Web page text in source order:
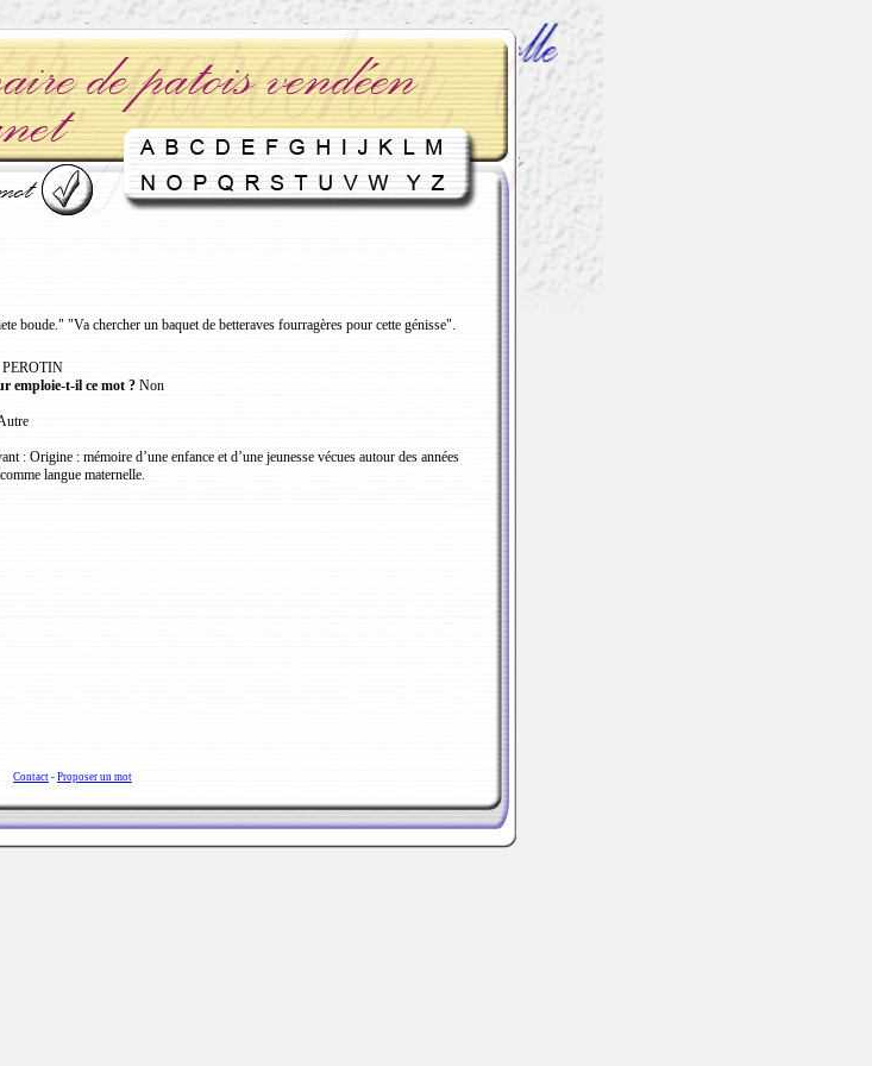
boude." "Va chercher un baquet de betteraves fourragères pour cette génisse".
emploie-t-il ce mot ?Non
: Origine : mémoire d’une enfance et d’une jeunesse vécues autour des années
langue maternelle.
Contact - Proposer un mot